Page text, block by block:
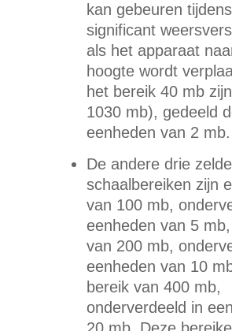
kan gebeuren
significant
als het apparaat
hoogte wordt
het bereik 40 mb
1030 mb), gedeeld
eenheden van 2 mb.
De andere drie
schaalbereiken zijn
van 100 mb,
eenheden van 5
van 200 mb,
eenheden van 10
bereik van 400 mb,
onderverdeeld in